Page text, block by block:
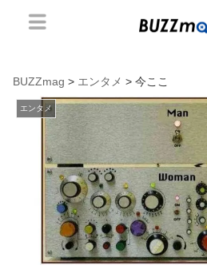
BUZZmag > エンタメ > 今ここ
エンタメ